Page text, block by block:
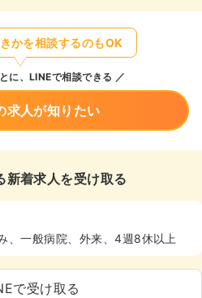
かを相談するのもOK
に、LINEで相談できる
求人が知りたい
新着求人を受け取る
、一般病院、外来、4週8休以上
で受け取る